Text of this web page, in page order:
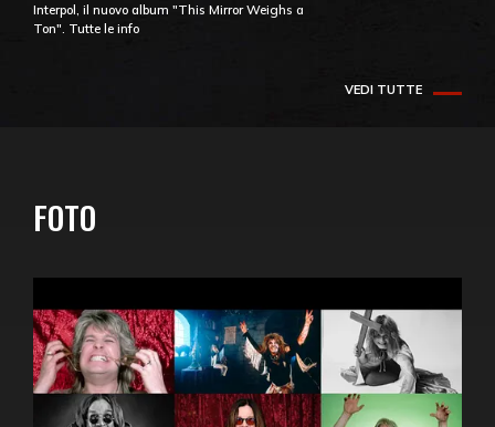
Interpol, il nuovo album "This Mirror Weighs a
Ton". Tutte le info
VEDI TUTTE
FOTO